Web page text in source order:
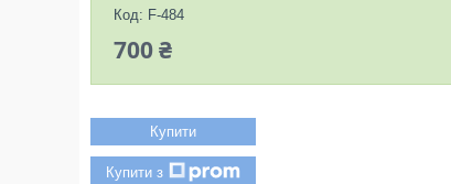
Код: F-484
700 ₴
Купити
Купити з